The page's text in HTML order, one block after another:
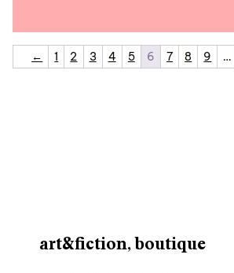
← 1 2 3 4 5 6 7 8 9 …
art&fiction, boutique